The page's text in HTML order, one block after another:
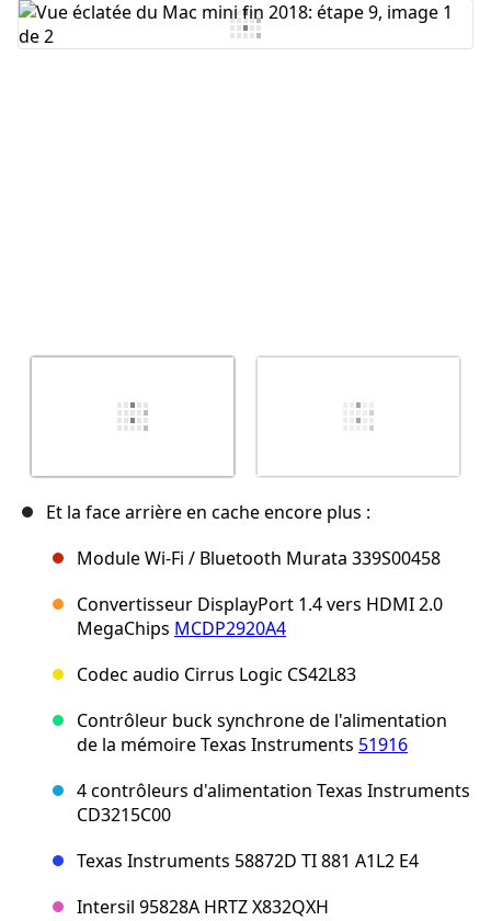
Ajouter un commentaire
Et la face arrière en cache encore plus :
Module Wi-Fi / Bluetooth Murata 339S00458
Convertisseur DisplayPort 1.4 vers HDMI 2.0
MegaChips MCDP2920A4
Codec audio Cirrus Logic CS42L83
Contrôleur buck synchrone de l'alimentation
de la mémoire Texas Instruments 51916
4 contrôleurs d'alimentation Texas Instruments
CD3215C00
Texas Instruments 58872D TI 881 A1L2 E4
Intersil 95828A HRTZ X832QXH